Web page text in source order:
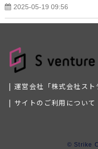
2025-05-19 09:56
運営会社「株式会社スト
サイトのご利用について
© Strike